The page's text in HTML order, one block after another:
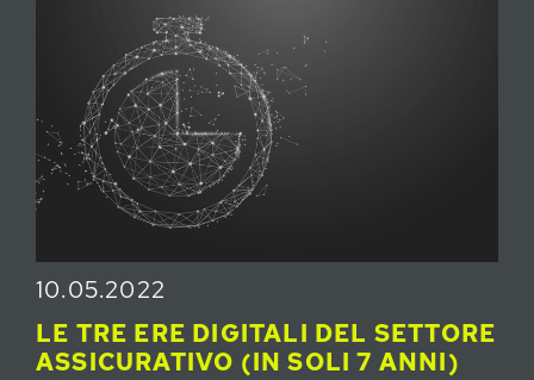
10.05.2022
LE TRE ERE DIGITALI DEL SETTORE
ASSICURATIVO (IN SOLI 7 ANNI)